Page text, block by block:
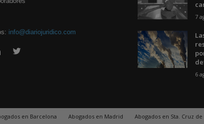
info@diariojuridico.com
7
6
en Barcelona Abogados en Madrid Abogados en Sta. Cruz